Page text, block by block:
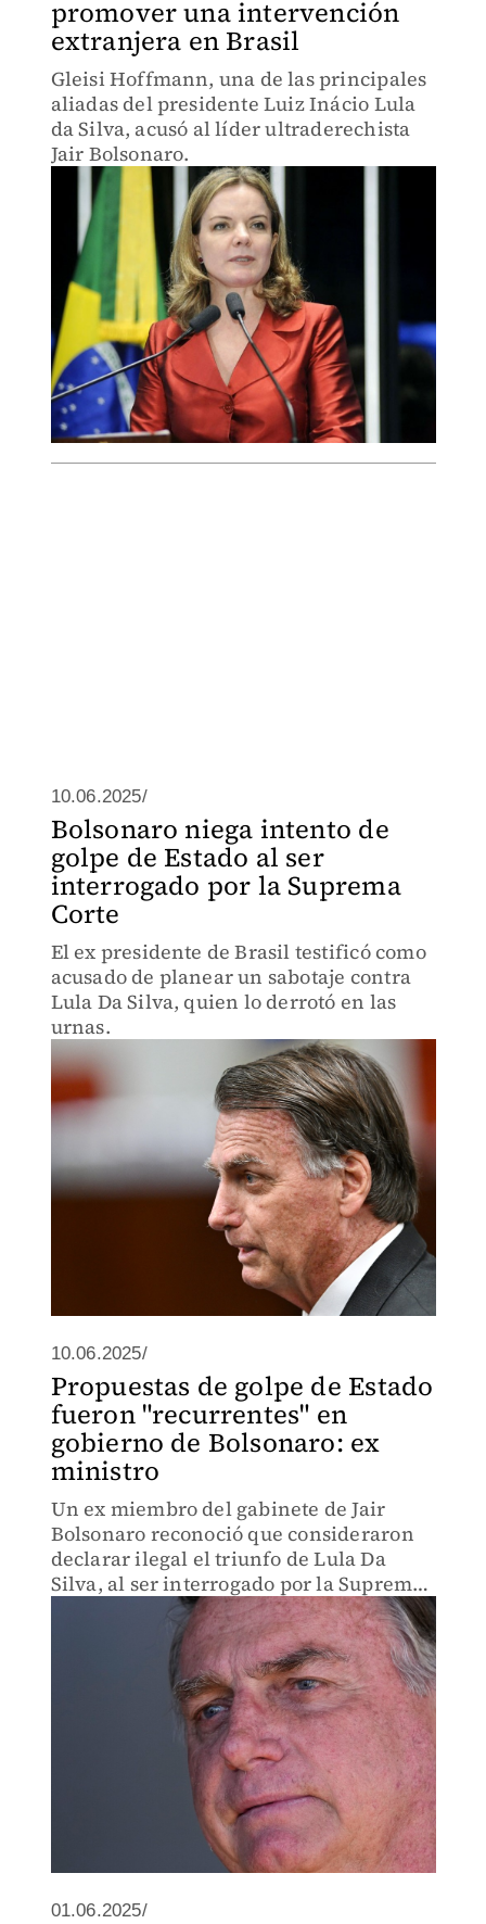
promover una intervención
extranjera en Brasil
Gleisi Hoffmann, una de las principales
aliadas del presidente Luiz Inácio Lula
da Silva, acusó al líder ultraderechista
Jair Bolsonaro.
10.06.2025/
Bolsonaro niega intento de
golpe de Estado al ser
interrogado por la Suprema
Corte
El ex presidente de Brasil testificó como
acusado de planear un sabotaje contra
Lula Da Silva, quien lo derrotó en las
urnas.
10.06.2025/
Propuestas de golpe de Estado
fueron "recurrentes" en
gobierno de Bolsonaro: ex
ministro
Un ex miembro del gabinete de Jair
Bolsonaro reconoció que consideraron
declarar ilegal el triunfo de Lula Da
Silva, al ser interrogado por la Suprema
01.06.2025/